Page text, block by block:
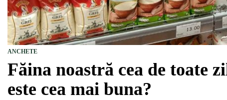
ANCHETE
Făina noastră cea de toate
este cea mai buna?